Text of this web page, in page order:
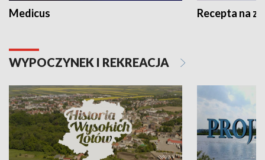
Medicus Recepta na
WYPOCZYNEK I REKREACJA